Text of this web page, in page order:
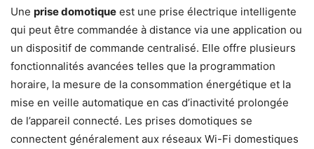
Une prise domotique est une prise électrique intelligente
qui peut être commandée à distance via une application ou
un dispositif de commande centralisé. Elle offre plusieurs
fonctionnalités avancées telles que la programmation
horaire, la mesure de la consommation énergétique et la
mise en veille automatique en cas d’inactivité prolongée
de l’appareil connecté. Les prises domotiques se
connectent généralement aux réseaux Wi-Fi domestiques